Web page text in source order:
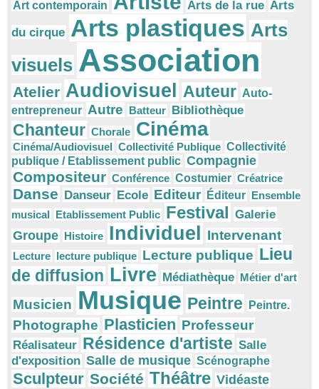
Art contemporain Arts de la rue Arts
du cirque Arts plastiques Arts
visuels Association
Atelier Audiovisuel Auteur Auto-
entrepreneur Autre Batteur Bibliothèque
Chanteur Chorale Cinéma
Cinéma/Audiovisuel Collectivité Publique Collectivité
publique / Etablissement public Compagnie
Compositeur Conférence Costumier Créatrice
Danse Danseur Ecole Editeur Éditeur Ensemble
musical Etablissement Public Festival Galerie
Groupe Histoire Individuel Intervenant
Lecture lecture publique Lecture publique Lieu
de diffusion Livre Médiathèque Métier d'art
Musicien Musique Peintre Peintre.
Photographe Plasticien Professeur
Réalisateur Résidence d'artiste Salle
d'exposition Salle de musique Scénographe
Sculpteur Société Théâtre Vidéaste